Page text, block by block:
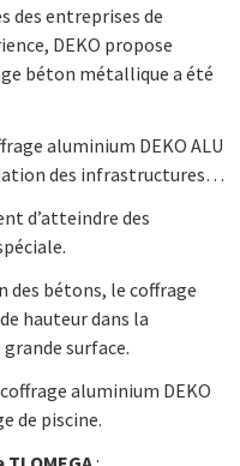
des entreprises de
DEKO propose
béton métallique a été
aluminium DEKO ALU
des infrastructures…
d’atteindre des
des bétons, le coffrage
hauteur dans la
surface.
aluminium DEKO
de piscine.